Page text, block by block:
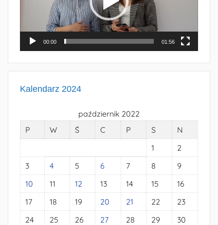
00:00 01:56
Kalendarz 2024
październik 2022
P
W Ś C P S
N
1
2
3
4 5 6 7 8
9
10
11 12 13 14 15
16
17
18 19 20 21 22
23
24
25 26 27 28 29
30